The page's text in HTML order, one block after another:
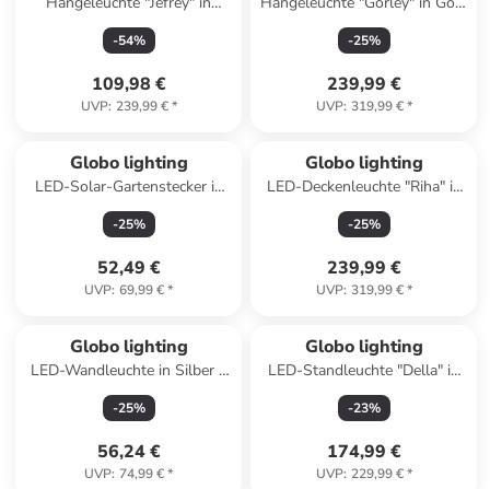
Schwarz/ Beige - (H)120 x Ø
47 cm
-54%
109,98 €
UVP: 239,99 €*
- Ø 40 cm
-25%
239,99 €
UVP: 319,99 €*
Globo lighting
LED-Solar-Gartenstecker in
Silber/ Schwarz - (H)124 cm
-25%
52,49 €
UVP: 69,99 €*
Globo lighting
LED-Deckenleuchte "Riha" in
Schwarz/ Grau - (B)87 cm
-25%
239,99 €
UVP: 319,99 €*
Globo lighting
LED-Wandleuchte in Silber -
(B)7 x (H)7,5 cm
-25%
56,24 €
UVP: 74,99 €*
Globo lighting
LED-Standleuchte "Della" in
Schwarz - (H)190,4 cm
-23%
174,99 €
UVP: 229,99 €*